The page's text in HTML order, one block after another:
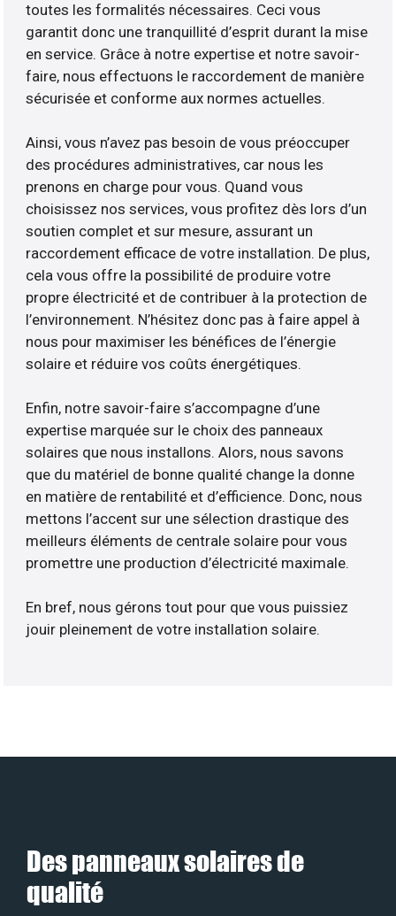
toutes les formalités nécessaires. Ceci vous
garantit donc une tranquillité d’esprit durant la mise
en service. Grâce à notre expertise et notre savoir-
faire, nous effectuons le raccordement de manière
sécurisée et conforme aux normes actuelles.
Ainsi, vous n’avez pas besoin de vous préoccuper
des procédures administratives, car nous les
prenons en charge pour vous. Quand vous
choisissez nos services, vous profitez dès lors d’un
soutien complet et sur mesure, assurant un
raccordement efficace de votre installation. De plus,
cela vous offre la possibilité de produire votre
propre électricité et de contribuer à la protection de
l’environnement. N’hésitez donc pas à faire appel à
nous pour maximiser les bénéfices de l’énergie
solaire et réduire vos coûts énergétiques.
Enfin, notre savoir-faire s’accompagne d’une
expertise marquée sur le choix des panneaux
solaires que nous installons. Alors, nous savons
que du matériel de bonne qualité change la donne
en matière de rentabilité et d’efficience. Donc, nous
mettons l’accent sur une sélection drastique des
meilleurs éléments de centrale solaire pour vous
promettre une production d’électricité maximale.
En bref, nous gérons tout pour que vous puissiez
jouir pleinement de votre installation solaire.
Des panneaux solaires de
qualité